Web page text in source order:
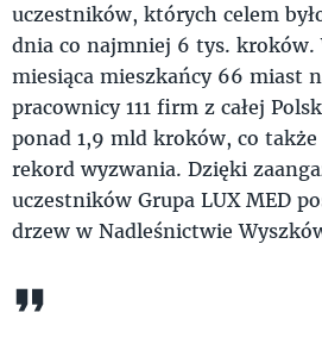
uczestników, których celem
dnia co najmniej 6 tys. kroków.
miesiąca mieszkańcy 66 miast
pracownicy 111 firm z całej
ponad 1,9 mld kroków, co
rekord wyzwania. Dzięki
uczestników Grupa LUX MED
drzew w Nadleśnictwie